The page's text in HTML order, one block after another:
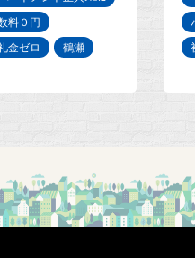
仲介手数料０円
金ゼロ 鶴瀬